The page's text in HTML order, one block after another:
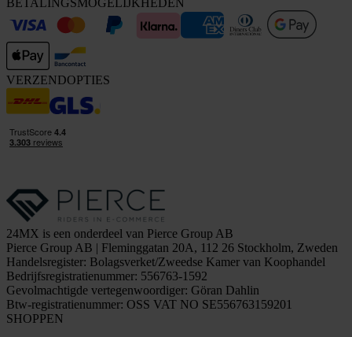
VERZENDOPTIES
24MX is een onderdeel van Pierce Group AB
Pierce Group AB | Fleminggatan 20A, 112 26 Stockholm, Zweden
Handelsregister: Bolagsverket/Zweedse Kamer van Koophandel
Bedrijfsregistratienummer: 556763-1592
Gevolmachtigde vertegenwoordiger: Göran Dahlin
Btw-registratienummer: OSS VAT NO SE556763159201
SHOPPEN